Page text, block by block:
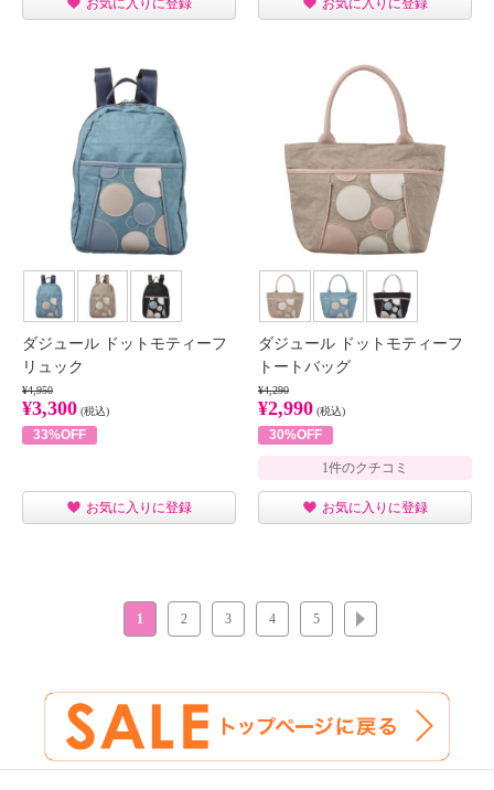
お気に入りに登録 お気に入りに登録
ダジュール ドットモティーフ
リュック
¥4,950
¥3,300 (税込)
33%OFF
お気に入りに登録
ダジュール ドットモティーフ
トートバッグ
¥4,290
¥2,990 (税込)
30%OFF
1件のクチコミ
お気に入りに登録
1 2 3 4 5